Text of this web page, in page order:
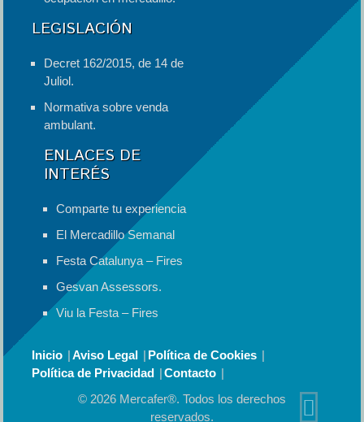
LEGISLACIÓN
Decret 162/2015, de 14 de
Juliol.
Normativa sobre venda
ambulant.
ENLACES DE
INTERÉS
Comparte tu experiencia
El Mercadillo Semanal
Festa Catalunya – Fires
Gesvan Assessors.
Viu la Festa – Fires
Inicio Aviso Legal
Política de Cookies
Política de Privacidad
Contacto
© 2026 Mercafer®. Todos los derechos
reservados.